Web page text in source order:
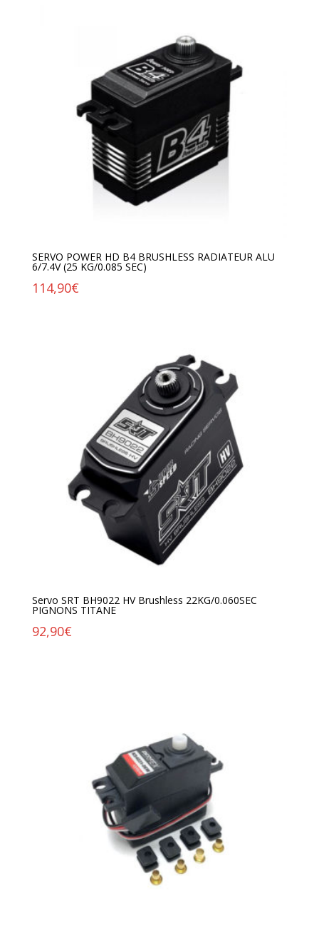
SERVO POWER HD B4 BRUSHLESS RADIATEUR ALU
6/7.4V (25 KG/0.085 SEC)
114,90€
Servo SRT BH9022 HV Brushless 22KG/0.060SEC
PIGNONS TITANE
92,90€